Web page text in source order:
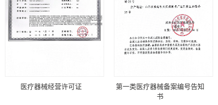
医疗器械经营许可证
第一类医疗器械备案编号告知
书